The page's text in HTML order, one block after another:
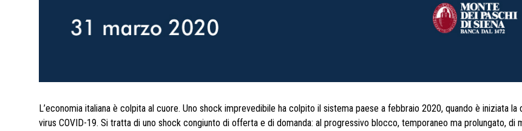
L’economia italiana è colpita al cuore. Uno shock imprevedibile ha colpito il sistema paese a febbraio 2020, quando è iniziata la
virus COVID-19. Si tratta di uno shock congiunto di offerta e di domanda: al progressivo blocco, temporaneo ma prolungato, di